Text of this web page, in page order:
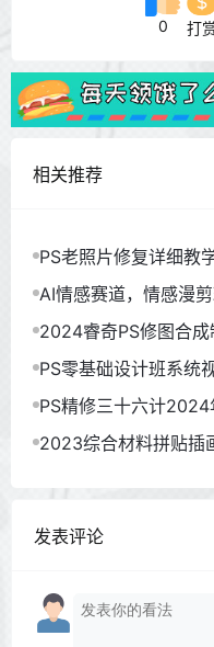
0 打
相关推荐
PS老照片修复详细教
AI情感赛道，情感漫
2024睿奇PS修图合成
PS零基础设计班系统
PS精修三十六计
2023综合材料拼贴插
发表评论